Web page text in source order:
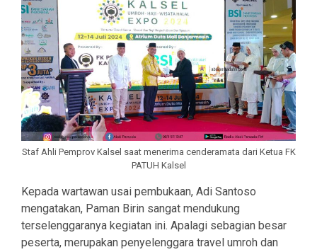
Staf Ahli Pemprov Kalsel saat menerima cenderamata dari Ketua FK
PATUH Kalsel
Kepada wartawan usai pembukaan, Adi Santoso
mengatakan, Paman Birin sangat mendukung
terselenggaranya kegiatan ini. Apalagi sebagian besar
peserta, merupakan penyelenggara travel umroh dan